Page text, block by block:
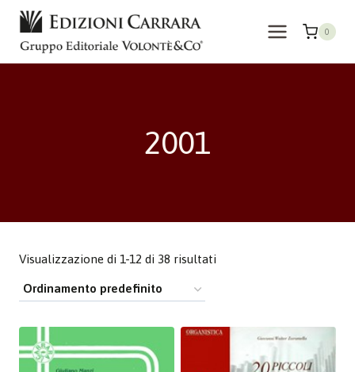
Salta
contenuto
0
2001
Visualizzazione di 1-12 di 38 risultati